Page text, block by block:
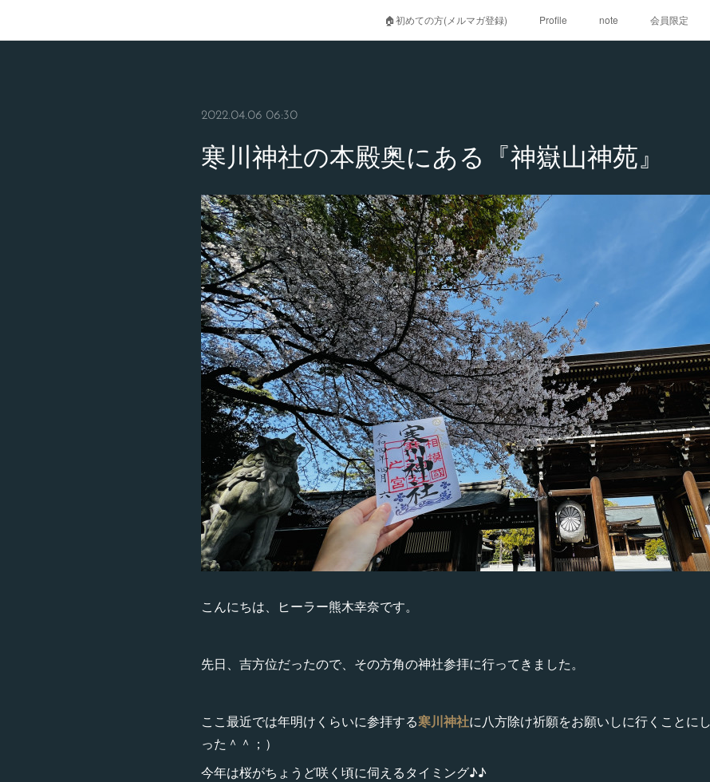
🏠初めての方(メルマガ登録) Profile note 会員限定
2022.04.06 06:30
寒川神社の本殿奥にある『神嶽山神苑』
こんにちは、ヒーラー熊木幸奈です。
先日、吉方位だったので、その方角の神社参拝に行ってきました。
ここ最近では年明けくらいに参拝する寒川神社に八方除け祈願をお願いしに行くことに
った＾＾；）
今年は桜がちょうど咲く頃に伺えるタイミング♪♪